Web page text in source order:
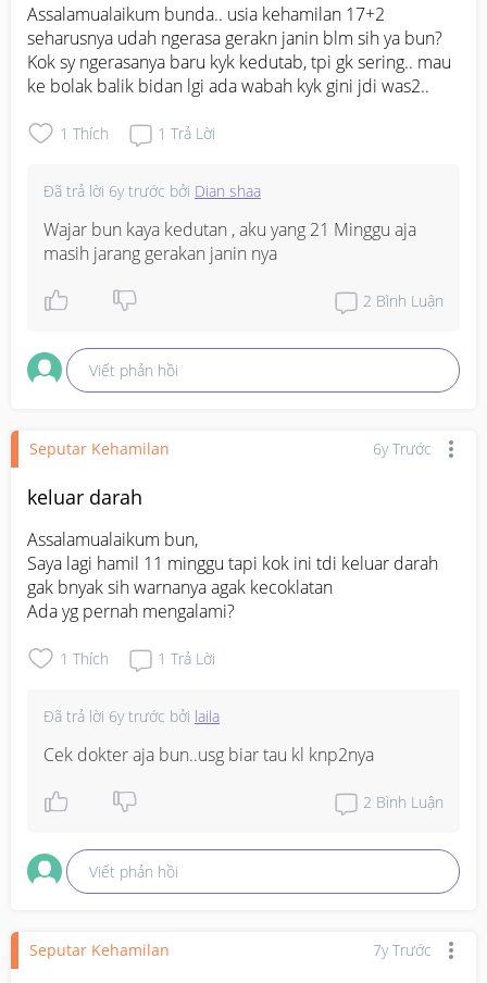
Assalamualaikum bunda.. usia kehamilan 17+2
seharusnya udah ngerasa gerakn janin blm sih ya bun?
Kok sy ngerasanya baru kyk kedutab, tpi gk sering.. mau
ke bolak balik bidan lgi ada wabah kyk gini jdi was2..
1 Thích 1 Trả Lời
Đã trả lời 6y trước bởi Dian shaa
Wajar bun kaya kedutan , aku yang 21 Minggu aja
masih jarang gerakan janin nya
2 Bình Luận
Viết phản hồi
Seputar Kehamilan 6y Trước
keluar darah
Assalamualaikum bun,
Saya lagi hamil 11 minggu tapi kok ini tdi keluar darah
gak bnyak sih warnanya agak kecoklatan
Ada yg pernah mengalami?
1 Thích 1 Trả Lời
Đã trả lời 6y trước bởi laila
Cek dokter aja bun..usg biar tau kl knp2nya
2 Bình Luận
Viết phản hồi
Seputar Kehamilan 7y Trước